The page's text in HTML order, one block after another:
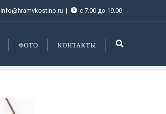
info@hramvkostino.ru с 7.00 до 19.00
ФОТО КОНТАКТЫ